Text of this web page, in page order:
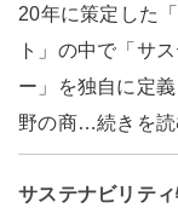
20年に策定した
ト」の中で「サ
ー」を独自に定
野の商…続きを読
サステナビリテ